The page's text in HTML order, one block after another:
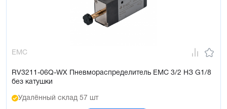
EMC
RV3211-06Q-WX Пневмораспределитель EMC 3/2 НЗ G1/8
без катушки
Удалённый склад 57 шт